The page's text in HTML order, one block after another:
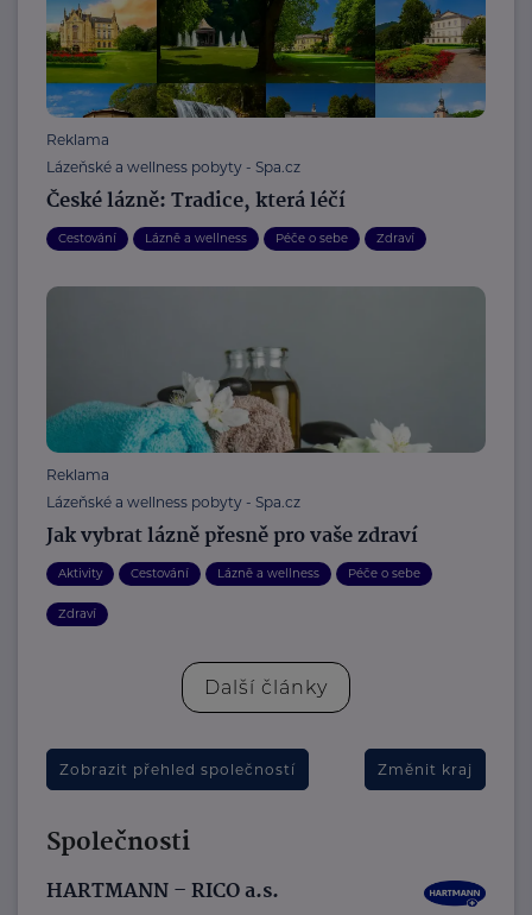
Reklama
Lázeňské a wellness pobyty - Spa.cz
České lázně: Tradice, která léčí
Cestování Lázně a wellness Péče o sebe Zdraví
Reklama
Lázeňské a wellness pobyty - Spa.cz
Jak vybrat lázně přesně pro vaše zdraví
Aktivity Cestování Lázně a wellness Péče o sebe
Zdraví
Další články
Zobrazit přehled společností Změnit kraj
Společnosti
HARTMANN – RICO a.s.